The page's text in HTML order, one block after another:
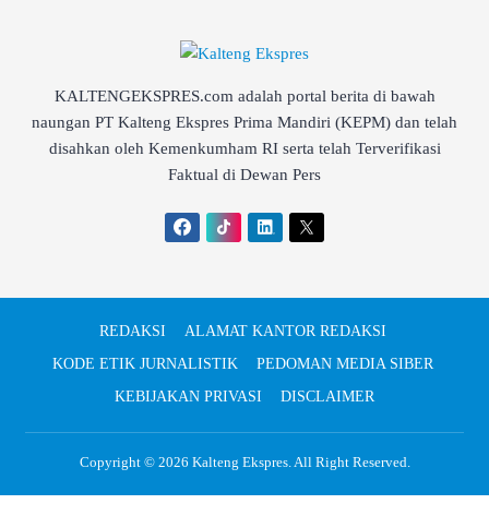
KALTENGEKSPRES.com adalah portal berita di bawah
naungan PT Kalteng Ekspres Prima Mandiri (KEPM) dan telah
disahkan oleh Kemenkumham RI serta telah Terverifikasi
Faktual di Dewan Pers
REDAKSI
ALAMAT KANTOR REDAKSI
KODE ETIK JURNALISTIK
PEDOMAN MEDIA SIBER
KEBIJAKAN PRIVASI
DISCLAIMER
Copyright © 2026 Kalteng Ekspres. All Right Reserved.